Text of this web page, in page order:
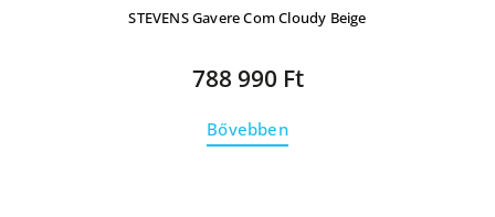
STEVENS Gavere Com Cloudy Beige
788 990 Ft
Bővebben